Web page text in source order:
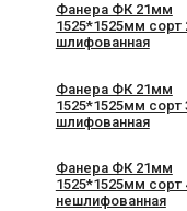
Фанера ФК 21мм
1525*1525мм сорт
шлифованная
Фанера ФК 21мм
1525*1525мм сорт
шлифованная
Фанера ФК 21мм
1525*1525мм сорт
нешлифованная